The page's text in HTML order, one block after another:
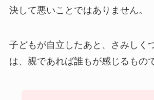
決して悪いことではありません。
子どもが自立したあと、さみしく
は、親であれば誰もが感じるもの